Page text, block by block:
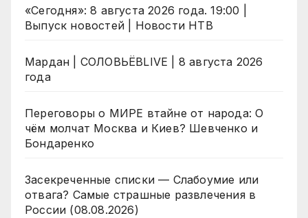
«Сегодня»: 8 августа 2026 года. 19:00 |
Выпуск новостей | Новости НТВ
Мардан | СОЛОВЬЁВLIVE | 8 августа 2026
года
Переговоры о МИРЕ втайне от народа: О
чём молчат Москва и Киев? Шевченко и
Бондаренко
Засекреченные списки — Слабоумие или
отвага? Самые страшные развлечения в
России (08.08.2026)